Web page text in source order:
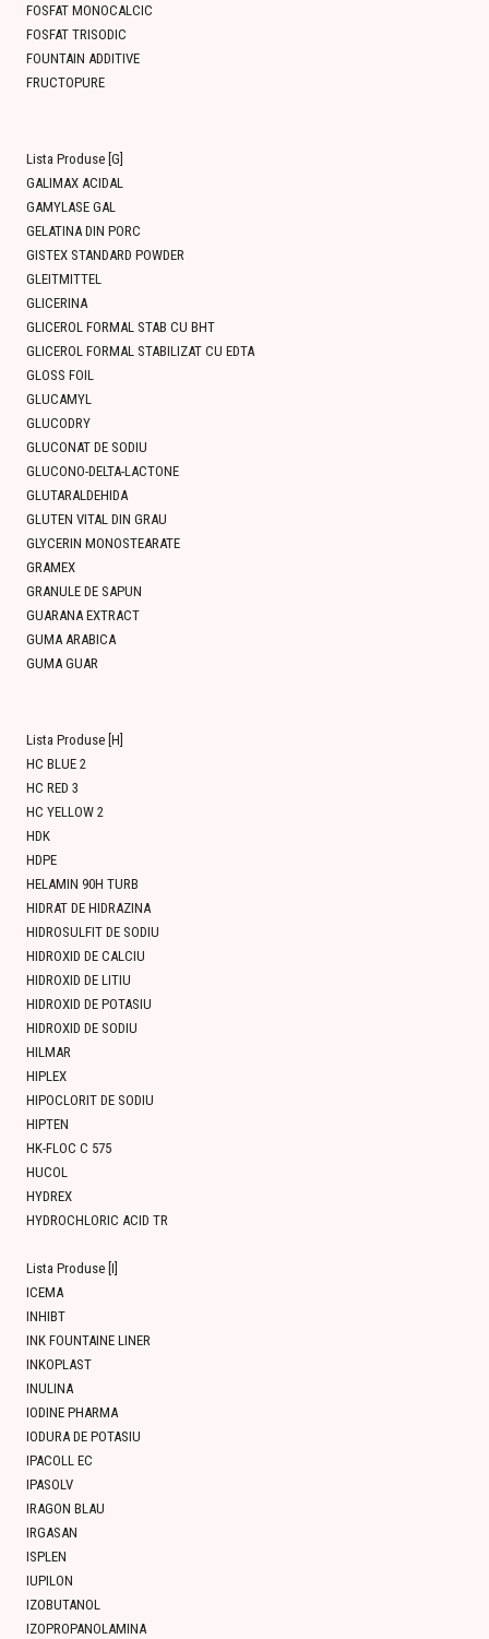
FOSFAT MONOCALCIC
FOSFAT TRISODIC
FOUNTAIN ADDITIVE
FRUCTOPURE
Lista Produse [G]
GALIMAX ACIDAL
GAMYLASE GAL
GELATINA DIN PORC
GISTEX STANDARD POWDER
GLEITMITTEL
GLICERINA
GLICEROL FORMAL STAB CU BHT
GLICEROL FORMAL STABILIZAT CU EDTA
GLOSS FOIL
GLUCAMYL
GLUCODRY
GLUCONAT DE SODIU
GLUCONO-DELTA-LACTONE
GLUTARALDEHIDA
GLUTEN VITAL DIN GRAU
GLYCERIN MONOSTEARATE
GRAMEX
GRANULE DE SAPUN
GUARANA EXTRACT
GUMA ARABICA
GUMA GUAR
Lista Produse [H]
HC BLUE 2
HC RED 3
HC YELLOW 2
HDK
HDPE
HELAMIN 90H TURB
HIDRAT DE HIDRAZINA
HIDROSULFIT DE SODIU
HIDROXID DE CALCIU
HIDROXID DE LITIU
HIDROXID DE POTASIU
HIDROXID DE SODIU
HILMAR
HIPLEX
HIPOCLORIT DE SODIU
HIPTEN
HK-FLOC C 575
HUCOL
HYDREX
HYDROCHLORIC ACID TR
Lista Produse [I]
ICEMA
INHIBT
INK FOUNTAINE LINER
INKOPLAST
INULINA
IODINE PHARMA
IODURA DE POTASIU
IPACOLL EC
IPASOLV
IRAGON BLAU
IRGASAN
ISPLEN
IUPILON
IZOBUTANOL
IZOPROPANOLAMINA